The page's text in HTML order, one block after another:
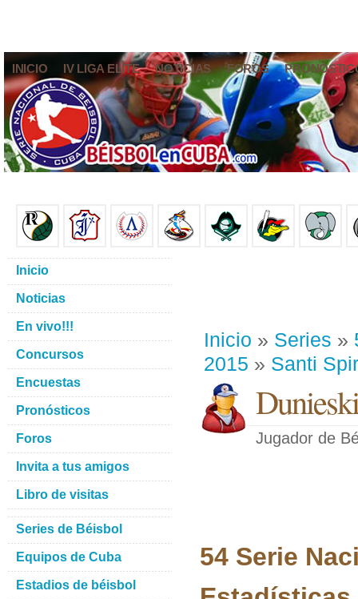
INICIO IV LIGA ELITE NOTICIAS FOROS
Inicio » Series »
2015 » Santi
Jugador de
54 Serie
Inicio
Noticias
En vivo!!!
Concursos
Encuestas
Pronósticos
Foros
Invita a tus amigos
Libro de visitas
Series de Béisbol
Equipos de Cuba
Estadios de béisbol